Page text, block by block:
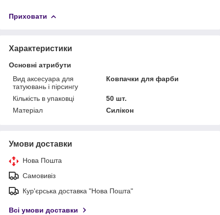
Приховати
Характеристики
Основні атрибути
Вид аксесуара для
татуювань і пірсингу
Ковпачки для фарби
Кількість в упаковці
50 шт.
Матеріал
Силікон
Умови доставки
Нова Пошта
Самовивіз
Кур'єрська доставка "Нова Пошта"
Всі умови доставки